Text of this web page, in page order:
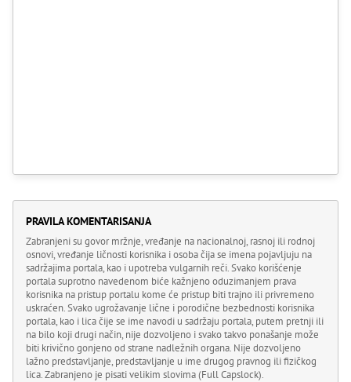
PRAVILA KOMENTARISANJA
Zabranjeni su govor mržnje, vređanje na nacionalnoj, rasnoj ili rodnoj
osnovi, vređanje ličnosti korisnika i osoba čija se imena pojavljuju na
sadržajima portala, kao i upotreba vulgarnih reči. Svako korišćenje
portala suprotno navedenom biće kažnjeno oduzimanjem prava
korisnika na pristup portalu kome će pristup biti trajno ili privremeno
uskraćen. Svako ugrožavanje lične i porodične bezbednosti korisnika
portala, kao i lica čije se ime navodi u sadržaju portala, putem pretnji ili
na bilo koji drugi način, nije dozvoljeno i svako takvo ponašanje može
biti krivično gonjeno od strane nadležnih organa. Nije dozvoljeno
lažno predstavljanje, predstavljanje u ime drugog pravnog ili fizičkog
lica. Zabranjeno je pisati velikim slovima (Full Capslock).